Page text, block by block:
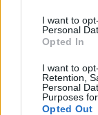
I want to
Personal
Opted In
I want to
Retention,
Personal
Purposes
Opted Out
Προηγούμενο